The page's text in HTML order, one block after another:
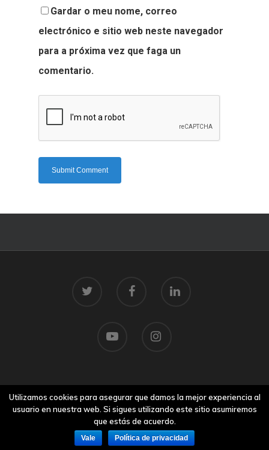
Gardar o meu nome, correo
electrónico e sitio web neste navegador
para a próxima vez que faga un
comentario.
Aviso legal
Utilizamos cookies para asegurar que damos la mejor experiencia al
usuario en nuestra web. Si sigues utilizando este sitio asumiremos
que estás de acuerdo.
Vale Política de privacidad